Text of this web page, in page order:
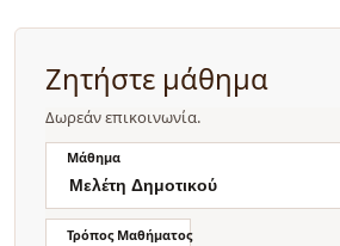
Ζητήστε μάθημα
Δωρεάν επικοινωνία.
Μάθημα
Τρόπος Μαθήματος